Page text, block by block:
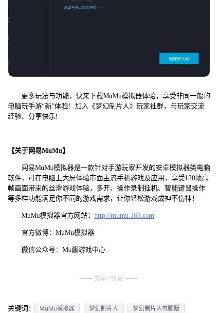
更多玩法与功能，快来下载MuMu模拟器体验，享受非同一般的
电脑玩手游“新”体验！加入《梦幻制片人》玩家社群，与玩家交流
经验、分享快乐!
【关于网易MuMu】
网易MuMu模拟器是一款针对手游玩家开发的安卓模拟器类电脑
软件，可在电脑上大屏体验市面主流手机游戏及应用，享受120帧高
帧画面带来的丝滑游戏体验，多开、操作录制挂机、智能键鼠操作
等多样功能满足你不同的游戏需求，让你轻松游戏成神不伤神！
MuMu模拟器官方网站： http://mumu.163.com
官方微博：MuMu模拟器
微信公众号：Mu酱游戏中心
文章已到底
关键词: MuMu模拟器 梦幻制片人
梦幻制片人电脑版